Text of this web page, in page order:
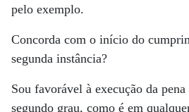
pelo exemplo.
Concorda com o início do
segunda instância?
Sou favorável à execução da
segundo grau, como é em